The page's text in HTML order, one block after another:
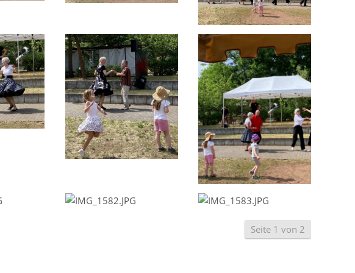
Seite 1 von 2